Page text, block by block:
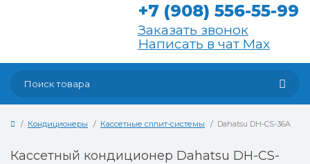
+7 (908) 556-55-99
Заказать звонок
Написать в чат Max
Кондиционеры Кассетные сплит-системы Dahatsu DH-CS-36A
Кассетный кондиционер Dahatsu DH-CS-